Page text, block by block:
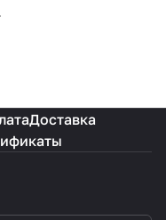
Доставка